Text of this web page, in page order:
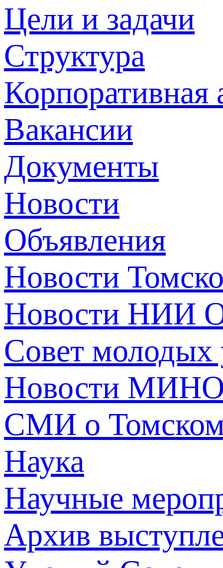
Цели и задачи
Структура
Корпоративная
Вакансии
Документы
Новости
Объявления
Новости
Новости НИИ
Совет молодых
Новости
СМИ о
Наука
Научные
Архив